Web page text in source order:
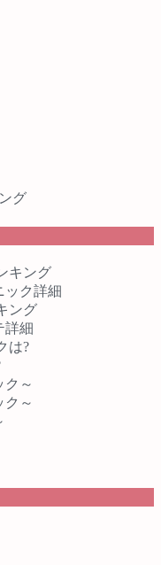
キング
ック詳細
ング
詳細
は?
～
～